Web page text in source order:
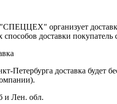
организует доставку
способов доставки
Петербурга доставка будет
и Лен. обл.